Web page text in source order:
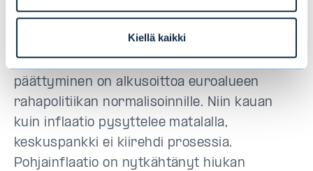
Kiellä kaikki
Euroopan keskuspankin osto-ohjelmien
päättyminen on alkusoittoa euroalueen
rahapolitiikan normalisoinnille. Niin kauan
kuin inflaatio pysyttelee matalalla,
keskuspankki ei kiirehdi prosessia.
Pohjainflaatio on nytkähtänyt hiukan